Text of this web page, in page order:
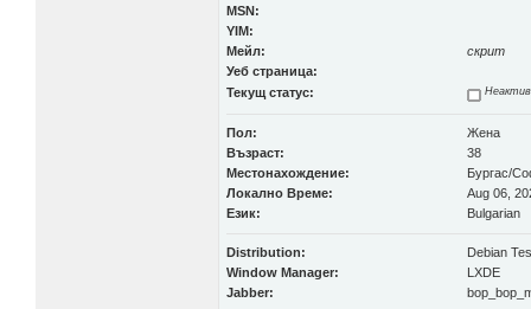
MSN:
YIM:
Мейл:
скрит
Уеб страница:
Текущ статус:
Пол:
Жена
Възраст:
38
Местонахождение:
Бургас/
Локално Време:
Aug 06,
Език:
Bulgarian
Distribution:
Debian
Window Manager:
LXDE
Jabber: